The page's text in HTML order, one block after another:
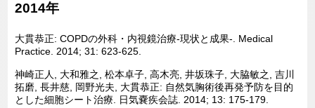
2014年
大貫恭正: COPDの外科・内視鏡治療-現状と成果-. Medical
Practice. 2014; 31: 623-625.
神崎正人, 大和雅之, 松本卓子, 高木亮, 井坂珠子, 大脇敏之, 吉川
拓磨, 長井慈, 岡野光夫, 大貫恭正: 自然気胸術後再発予防を目的
とした細胞シート治療. 日気嚢疾会誌. 2014; 13: 175-179.